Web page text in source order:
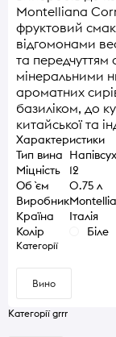
Montelliana
фруктовий
відгомонами
та передчуттям
мінеральними
ароматних
базиліком, до
китайської та
Характеристики
Тип вина
Міцність
12
Об `єм
0.75 л
Виробник
Країна
Італія
Колір
Біле
Категорії
Вино
Категорії grrr